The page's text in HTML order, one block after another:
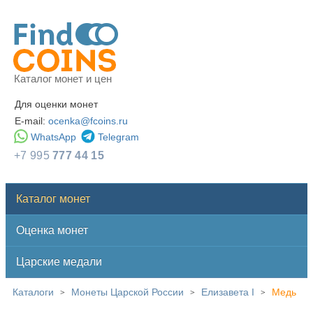
Каталог монет и цен
Для оценки монет
E-mail: ocenka@fcoins.ru
WhatsApp
Telegram
+7 995777 44 15
Каталог монет
Оценка монет
Царские медали
Каталоги > Монеты Царской России > Елизавета I > Медь